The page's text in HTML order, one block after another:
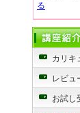
る
カリキ
レビュ
お試し